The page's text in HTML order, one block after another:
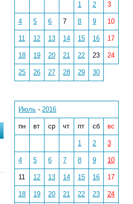
1 2 3
4 5 6 7 8 9 10
11 12 13 14 15 16 17
18 19 20 21 22 23 24
25 26 27 28 29 30
Июль - 2016
пн вт ср чт пт сб вс
1 2 3
4 5 6 7 8 9 10
11 12 13 14 15 16 17
18 19 20 21 22 23 24